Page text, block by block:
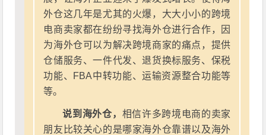
外仓这几年是尤其的火爆，大大小小的跨境
电商卖家都在纷纷寻找海外仓进行合作，因
为海外仓可以为解决跨境商家的痛点，提供
仓储服务、一件代发、退货换标服务、保税
功能、FBA中转功能、运输资源整合功能等
等。
说到海外仓， 相信许多跨境电商的卖家
朋友比较关心的是哪家海外仓靠谱以及海外